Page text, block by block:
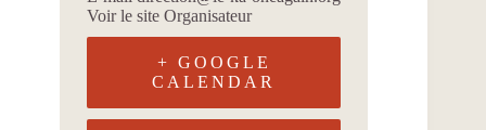
Voir le site Organisateur
+ GOOGLE
CALENDAR